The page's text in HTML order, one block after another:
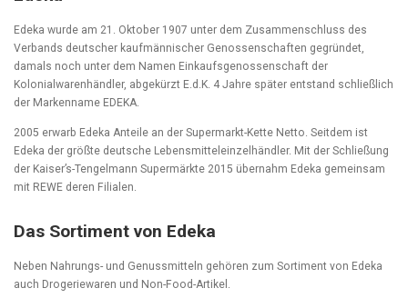
Edeka wurde am 21. Oktober 1907 unter dem Zusammenschluss des
Verbands deutscher kaufmännischer Genossenschaften gegründet,
damals noch unter dem Namen Einkaufsgenossenschaft der
Kolonialwarenhändler, abgekürzt E.d.K. 4 Jahre später entstand schließlich
der Markenname EDEKA.
2005 erwarb Edeka Anteile an der Supermarkt-Kette Netto. Seitdem ist
Edeka der größte deutsche Lebensmitteleinzelhändler. Mit der Schließung
der Kaiser’s-Tengelmann Supermärkte 2015 übernahm Edeka gemeinsam
mit REWE deren Filialen.
Das Sortiment von Edeka
Neben Nahrungs- und Genussmitteln gehören zum Sortiment von Edeka
auch Drogeriewaren und Non-Food-Artikel.